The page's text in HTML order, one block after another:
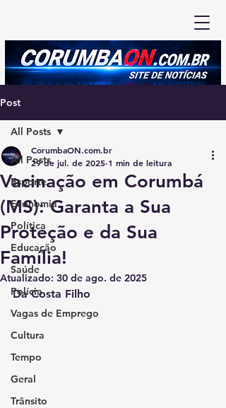
Post
All Posts
Esporte
Economia
Política
Educação
Saúde
Polícia
Vagas de Emprego
Cultura
Tempo
Geral
Trânsito
All Posts
Vacinação em Corumbá
(MS): Garanta a Sua
Proteção e da Sua
Família!
CorumbaON.com.br
29 de jul. de 2025 1 min de leitura
Atualizado: 30 de ago. de 2025
Da Costa Filho